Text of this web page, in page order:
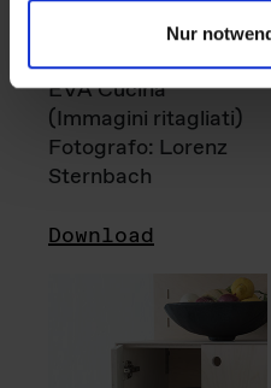
Nur
EVA Cucina
(Immagini ritagliati)
Fotografo: Lorenz
Sternbach
Download